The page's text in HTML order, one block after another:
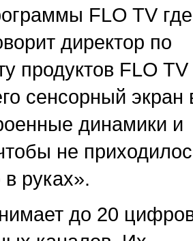
FLO TV где
директор по
продуктов FLO
сенсорный экран
динамики и
не
руках».
до 20